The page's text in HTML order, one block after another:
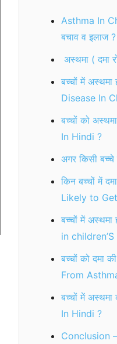
Asthma In
बचाव व इलाज ?
अस्थमा ( दमा
बच्चों में
Disease In
बच्चों को
In Hindi ?
अगर किसी
किन बच्चों में
Likely to
बच्चों में
in
बच्चों को दमा
From
बच्चों में
In Hindi ?
Conclusion –